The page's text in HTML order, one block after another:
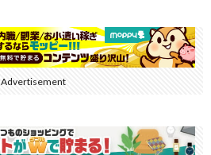
Advertisement